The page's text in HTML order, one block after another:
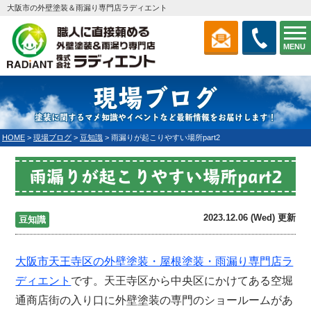
MENU
大阪市の外壁塗装＆雨漏り専門店ラディエント
現場ブログ
塗装に関するマメ知識やイベントなど最新情報をお届けします！
HOME > 現場ブログ > 豆知識 > 雨漏りが起こりやすい場所part2
雨漏りが起こりやすい場所part2
豆知識 2023.12.06 (Wed) 更新
大阪市天王寺区の外壁塗装・屋根塗装・雨漏り専門店ラ
ディエント です。天王寺区から中央区にかけてある空堀
通商店街の入り口に外壁塗装の専門のショールームがあ